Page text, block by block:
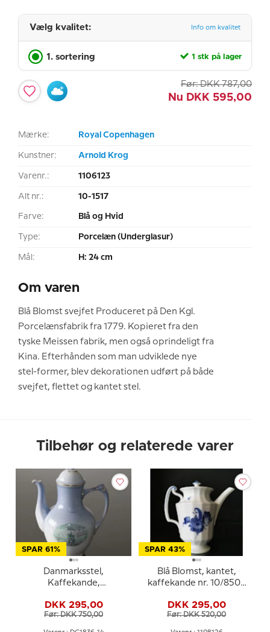
Vælg kvalitet: Info om kvalitet
1. sortering 1 stk på lager
Før: DKK 787,00
Nu DKK 595,00
Mærke: Royal Copenhagen
Kunstner: Arnold Krog
Varenr.: 1106123
Alt nr.: 10-1517
Farve: Blå og Hvid
Type: Porcelæn (Underglasur)
Mål: H: 24 cm
Om varen
Blå Blomst svejfet Produceret på Den Kgl.
Porcelænsfabrik fra 1779. Kopieret fra den
tyske Meissen fabrik, men også oprindeligt fra
Kina. Efterhånden som man udviklede nye
stel-former, blev dekorationen udført på både
svejfet, flettet og kantet stel.
Tilbehør og relaterede varer
SPAR 61%
Danmarksstel,
Kaffekande,
Rytterstatue, Bing &
Grøndahl nr. 301-3541
DKK 295,00
Før: DKK 750,00
SPAR 43%
Blå Blomst, kantet,
kaffekande nr. 10/8502
DKK 295,00
Før: DKK 520,00